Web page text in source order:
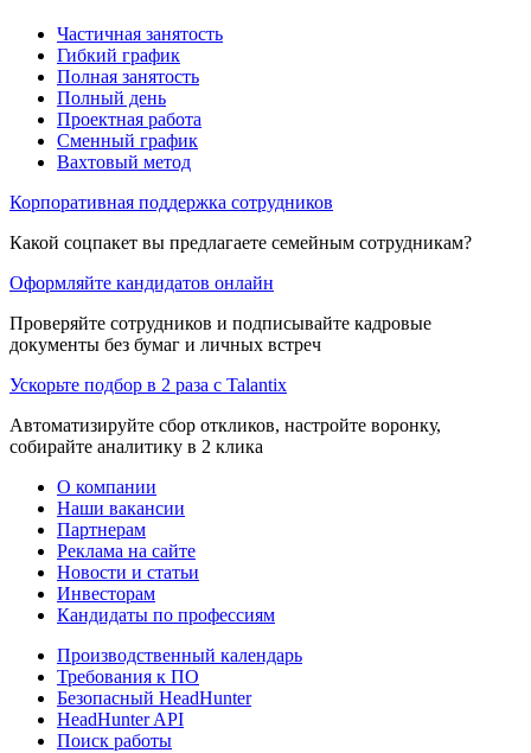
Частичная занятость
Гибкий график
Полная занятость
Полный день
Проектная работа
Сменный график
Вахтовый метод
Корпоративная поддержка сотрудников
Какой соцпакет вы предлагаете семейным сотрудникам?
Оформляйте кандидатов онлайн
Проверяйте сотрудников и подписывайте кадровые
документы без бумаг и личных встреч
Ускорьте подбор в 2 раза с Talantix
Автоматизируйте сбор откликов, настройте воронку,
собирайте аналитику в 2 клика
О компании
Наши вакансии
Партнерам
Реклама на сайте
Новости и статьи
Инвесторам
Кандидаты по профессиям
Производственный календарь
Требования к ПО
Безопасный HeadHunter
HeadHunter API
Поиск работы